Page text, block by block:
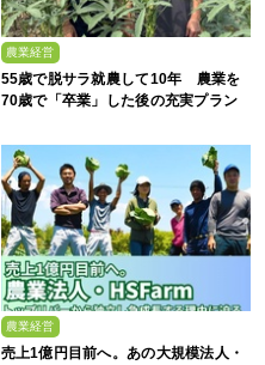
農業経営
55歳で脱サラ就農して10年 農業を
70歳で「卒業」した後の充実プラン
農業経営
売上1億円目前へ。あの大規模法人・